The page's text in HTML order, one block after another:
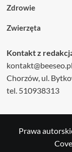
Zdrowie
Zwierzęta
Kontakt z
kontakt@beeseo.pl
Chorzów, ul.
tel. 510938313
Prawa